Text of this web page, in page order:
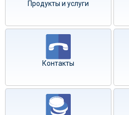
Продукты и услуги
Контакты